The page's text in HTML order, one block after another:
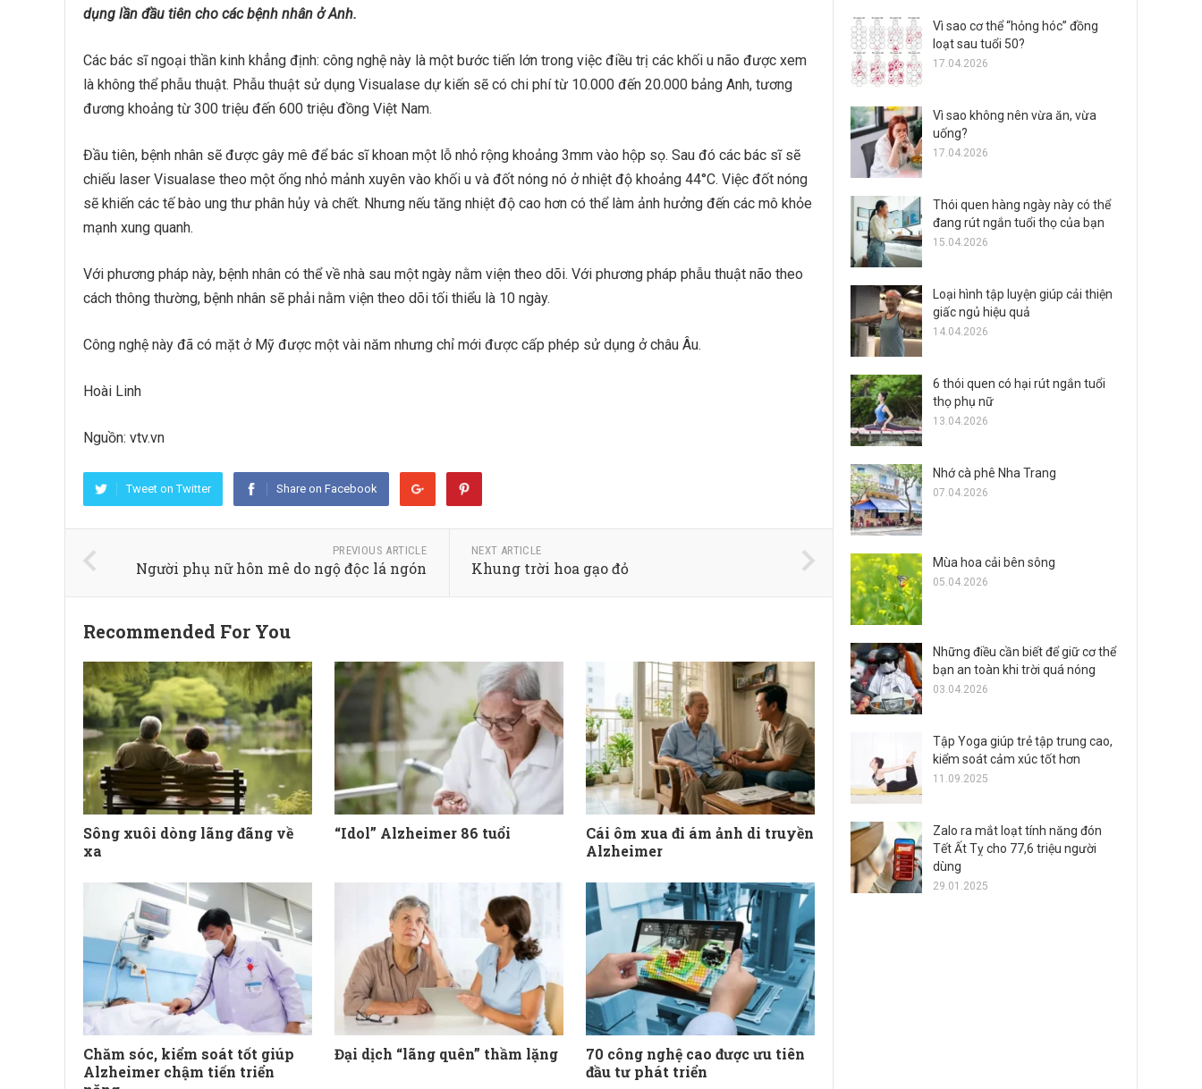
dụng lần đầu tiên cho các bệnh nhân ở Anh.
Các bác sĩ ngoại thần kinh khẳng định: công nghệ này là một bước tiến lớn trong việc điều trị các khối u não được xem
là không thể phẫu thuật. Phẫu thuật sử dụng Visualase dự kiến ​​sẽ có chi phí từ 10.000 đến 20.000 bảng Anh, tương
đương khoảng từ 300 triệu đến 600 triệu đồng Việt Nam.
Đầu tiên, bệnh nhân sẽ được gây mê để bác sĩ khoan một lỗ nhỏ rộng khoảng 3mm vào hộp sọ. Sau đó các bác sĩ sẽ
chiếu laser Visualase theo một ống nhỏ mảnh xuyên vào khối u và đốt nóng nó ở nhiệt độ khoảng 44°C. Việc đốt nóng
sẽ khiến các tế bào ung thư phân hủy và chết. Nhưng nếu tăng nhiệt độ cao hơn có thể làm ảnh hưởng đến các mô khỏe
mạnh xung quanh.
Với phương pháp này, bệnh nhân có thể về nhà sau một ngày nằm viện theo dõi. Với phương pháp phẫu thuật não theo
cách thông thường, bệnh nhân sẽ phải nằm viện theo dõi tối thiểu là 10 ngày.
Công nghệ này đã có mặt ở Mỹ được một vài năm nhưng chỉ mới được cấp phép sử dụng ở châu Âu.
Hoài Linh
Nguồn: vtv.vn
Tweet on Twitter Share on Facebook
PREVIOUS ARTICLE
Người phụ nữ hôn mê do ngộ độc lá ngón
NEXT ARTICLE
Khung trời hoa gạo đỏ
Recommended For You
Sông xuôi dòng lãng đãng về
xa
“Idol” Alzheimer 86 tuổi
Cái ôm xua đi ám ảnh di truyền
Alzheimer
Chăm sóc, kiểm soát tốt giúp
Alzheimer chậm tiến triển
Đại dịch “lãng quên” thầm lặng
70 công nghệ cao được ưu tiên
đầu tư phát triển
Vì sao cơ thể “hỏng hóc” đồng
loạt sau tuổi 50?
17.04.2026
Vì sao không nên vừa ăn, vừa
uống?
17.04.2026
Thói quen hàng ngày này có thể
đang rút ngắn tuổi thọ của bạn
15.04.2026
Loại hình tập luyện giúp cải thiện
giấc ngủ hiệu quả
14.04.2026
6 thói quen có hại rút ngắn tuổi
thọ phụ nữ
13.04.2026
Nhớ cà phê Nha Trang
07.04.2026
Mùa hoa cải bên sông
05.04.2026
Những điều cần biết để giữ cơ thể
bạn an toàn khi trời quá nóng
03.04.2026
Tập Yoga giúp trẻ tập trung cao,
kiểm soát cảm xúc tốt hơn
11.09.2025
Zalo ra mắt loạt tính năng đón
Tết Ất Tỵ cho 77,6 triệu người
dùng
29.01.2025